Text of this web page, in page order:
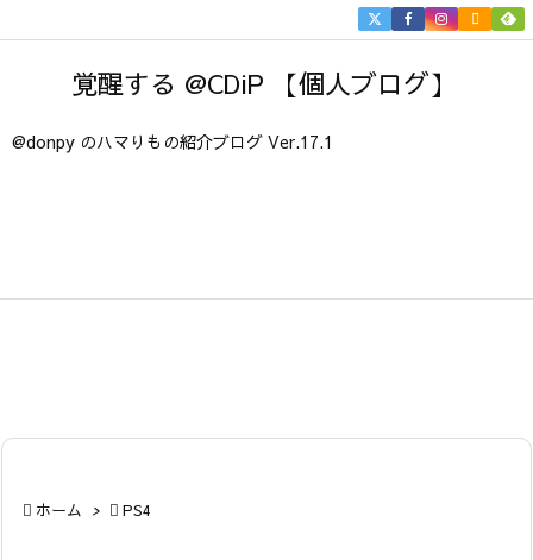
覚醒する @CDiP 【個人ブログ】
@donpy のハマりもの紹介ブログ Ver.17.1


 ホーム >  PS4